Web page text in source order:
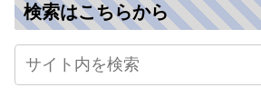
検索はこちらから